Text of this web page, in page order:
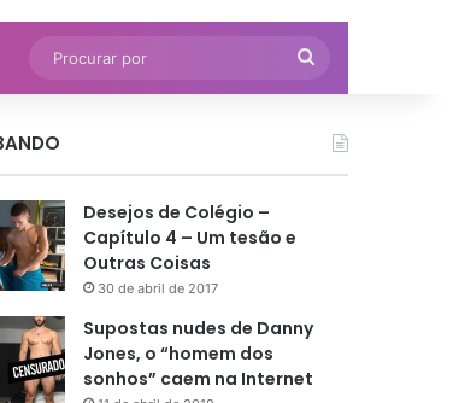
por
Desejos de Colégio –
Capítulo 4 – Um tesão e
Outras Coisas
30 de abril de 2017
Supostas nudes de Danny
Jones, o “homem dos
sonhos” caem na Internet